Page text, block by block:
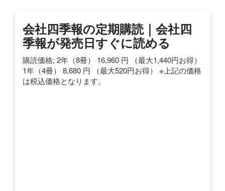
会社四季報の定期購読｜会社四
季報が発売日すぐに読める
購読価格; 2年（8冊） 16,960 円 （最大1,440円お得）
1年（4冊） 8,680 円 （最大520円お得） ※上記の価格
は税込価格となります。